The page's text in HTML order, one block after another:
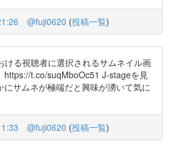
@fuji0620 (投稿一覧)
ける視聴者に選択されるサムネイル画
https://t.co/suqMboOc51 J-stageを見
にサムネが極端だと興味が湧いて気に
@fuji0620 (投稿一覧)